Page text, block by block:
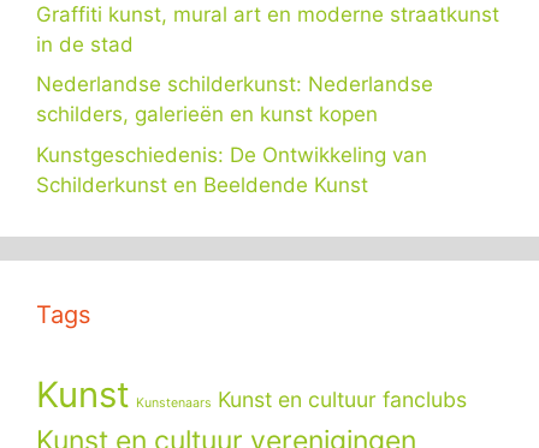
Graffiti kunst, mural art en moderne straatkunst
in de stad
Nederlandse schilderkunst: Nederlandse
schilders, galerieën en kunst kopen
Kunstgeschiedenis: De Ontwikkeling van
Schilderkunst en Beeldende Kunst
Tags
Kunst Kunstenaars Kunst en cultuur fanclubs
Kunst en cultuur verenigingen